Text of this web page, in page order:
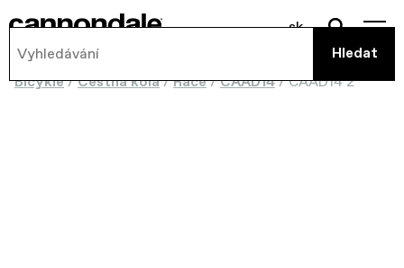
sk
Bicykle/Cestná kola/Race/CAAD14/CAAD14 2